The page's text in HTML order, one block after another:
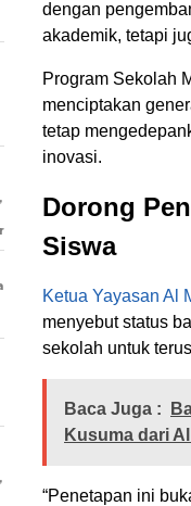
dengan
akademik, tetapi
Program Sekolah
menciptakan
tetap
inovasi.
Dorong
Siswa
Ketua Yayasan Al
menyebut status
sekolah untuk
Baca Juga :
Kusuma dari
“Penetapan ini